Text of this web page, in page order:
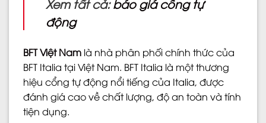
Xem tất cả:báo giá cổng tự
động
BFT Việt Nam là nhà phân phối chính thức của
BFT Italia tại Việt Nam. BFT Italia là một thương
hiệu cổng tự động nổi tiếng của Italia, được
đánh giá cao về chất lượng, độ an toàn và tính
tiện dụng.